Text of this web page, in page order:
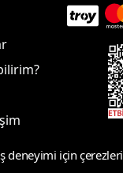
deneyimi için çerezleri